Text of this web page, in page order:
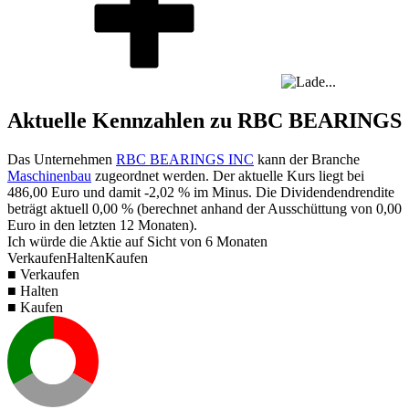
Aktuelle Kennzahlen zu RBC BEARINGS
Das Unternehmen RBC BEARINGS INC kann der Branche
Maschinenbau zugeordnet werden. Der aktuelle Kurs liegt bei
486,00 Euro und damit -2,02 % im Minus. Die Dividendendrendite
beträgt aktuell 0,00 % (berechnet anhand der Ausschüttung von 0,00
Euro in den letzten 12 Monaten).
Ich würde die Aktie auf Sicht von 6 Monaten
VerkaufenHaltenKaufen
■ Verkaufen
■ Halten
■ Kaufen